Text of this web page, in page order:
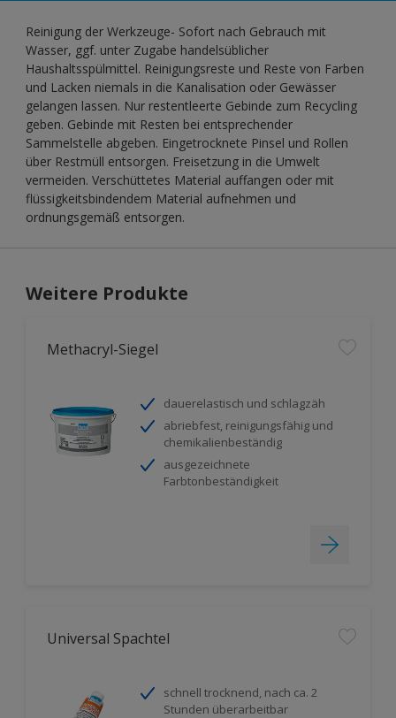
Reinigung der Werkzeuge- Sofort nach Gebrauch mit
Wasser, ggf. unter Zugabe handelsüblicher
Haushaltsspülmittel. Reinigungsreste und Reste von Farben
und Lacken niemals in die Kanalisation oder Gewässer
gelangen lassen. Nur restentleerte Gebinde zum Recycling
geben. Gebinde mit Resten bei entsprechender
Sammelstelle abgeben. Eingetrocknete Pinsel und Rollen
über Restmüll entsorgen. Freisetzung in die Umwelt
vermeiden. Verschüttetes Material auffangen oder mit
flüssigkeitsbindendem Material aufnehmen und
ordnungsgemäß entsorgen.
Weitere Produkte
Methacryl-Siegel
dauerelastisch und schlagzäh
abriebfest, reinigungsfähig und
chemikalienbeständig
ausgezeichnete
Farbtonbeständigkeit
Universal Spachtel
schnell trocknend, nach ca. 2
Stunden überarbeitbar